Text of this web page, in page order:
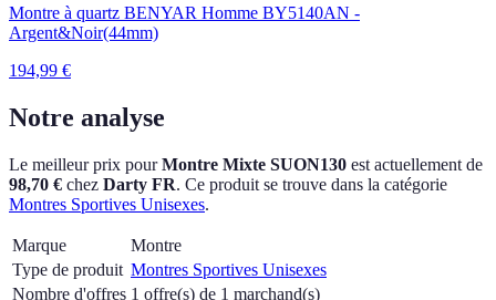
Montre à quartz BENYAR Homme BY5140AN -
Argent&Noir(44mm)
194,99 €
Notre analyse
Le meilleur prix pourMontre Mixte SUON130 est actuellement de
98,70 € chez Darty FR. Ce produit se trouve dans la catégorie
Montres Sportives Unisexes.
Marque
Montre
Type de produit Montres Sportives Unisexes
Nombre d'offres 1 offre(s) de 1 marchand(s)